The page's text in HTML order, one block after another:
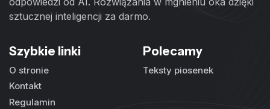
sztucznej inteligencji za darmo.
Szybkie linki
O stronie
Kontakt
Regulamin
Polecamy
Teksty piosenek